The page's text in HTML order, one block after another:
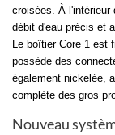
croisées. À l'intérieur
débit d'eau précis et
Le boîtier Core 1 est
possède des
également nickelée,
complète des gros
Nouveau